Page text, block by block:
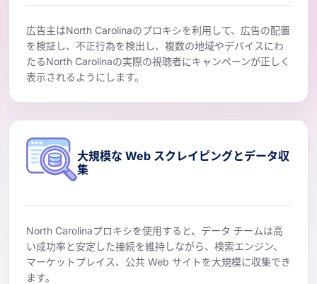
広告主はNorth Carolinaのプロキシを利用して、広告の配置
を検証し、不正行為を検出し、複数の地域やデバイスにわ
たるNorth Carolinaの実際の視聴者にキャンペーンが正しく
表示されるようにします。
大規模な Web スクレイピングとデータ収
集
North Carolinaプロキシを使用すると、データ チームは高
い成功率と安定した接続を維持しながら、検索エンジン、
マーケットプレイス、公共 Web サイトを大規模に収集でき
ます。